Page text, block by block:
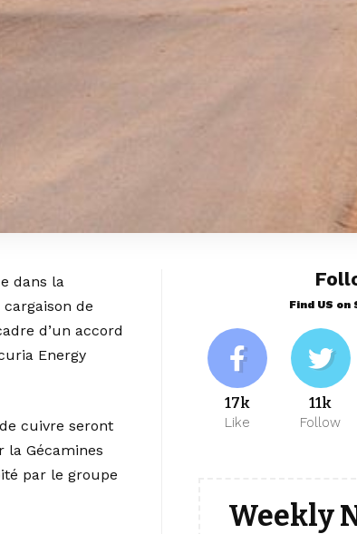
dans la
de
d’un accord
Energy
cuivre seront
la Gécamines
par le groupe
Find US on
17k
Like
11k
Follow
Weekly